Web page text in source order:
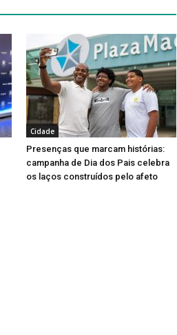
Cidade
Presenças que marcam histórias:
campanha de Dia dos Pais celebra
os laços construídos pelo afeto